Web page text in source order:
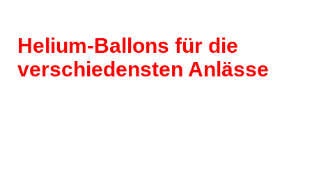
Helium-Ballons für die
verschiedensten Anlässe